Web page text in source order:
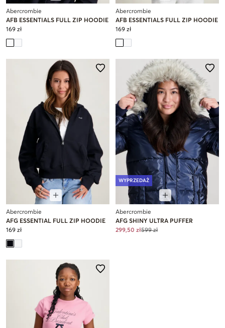
Abercrombie
AFB ESSENTIALS FULL ZIP HOODIE
169 zł
Abercrombie
AFB ESSENTIALS FULL ZIP HOODIE
169 zł
Abercrombie
AFG ESSENTIAL FULL ZIP HOODIE
169 zł
WYPRZEDAŻ
Abercrombie
AFG SHINY ULTRA PUFFER
299,50 zł599 zł